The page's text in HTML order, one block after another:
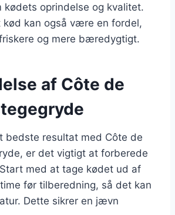
kødets oprindelse og kvalitet.
kan også være en fordel,
og mere bæredygtigt.
af Côte de
bedste resultat med Côte de
er det vigtigt at forberede
med at tage kødet ud af
før tilberedning, så det kan
Dette sikrer en jævn